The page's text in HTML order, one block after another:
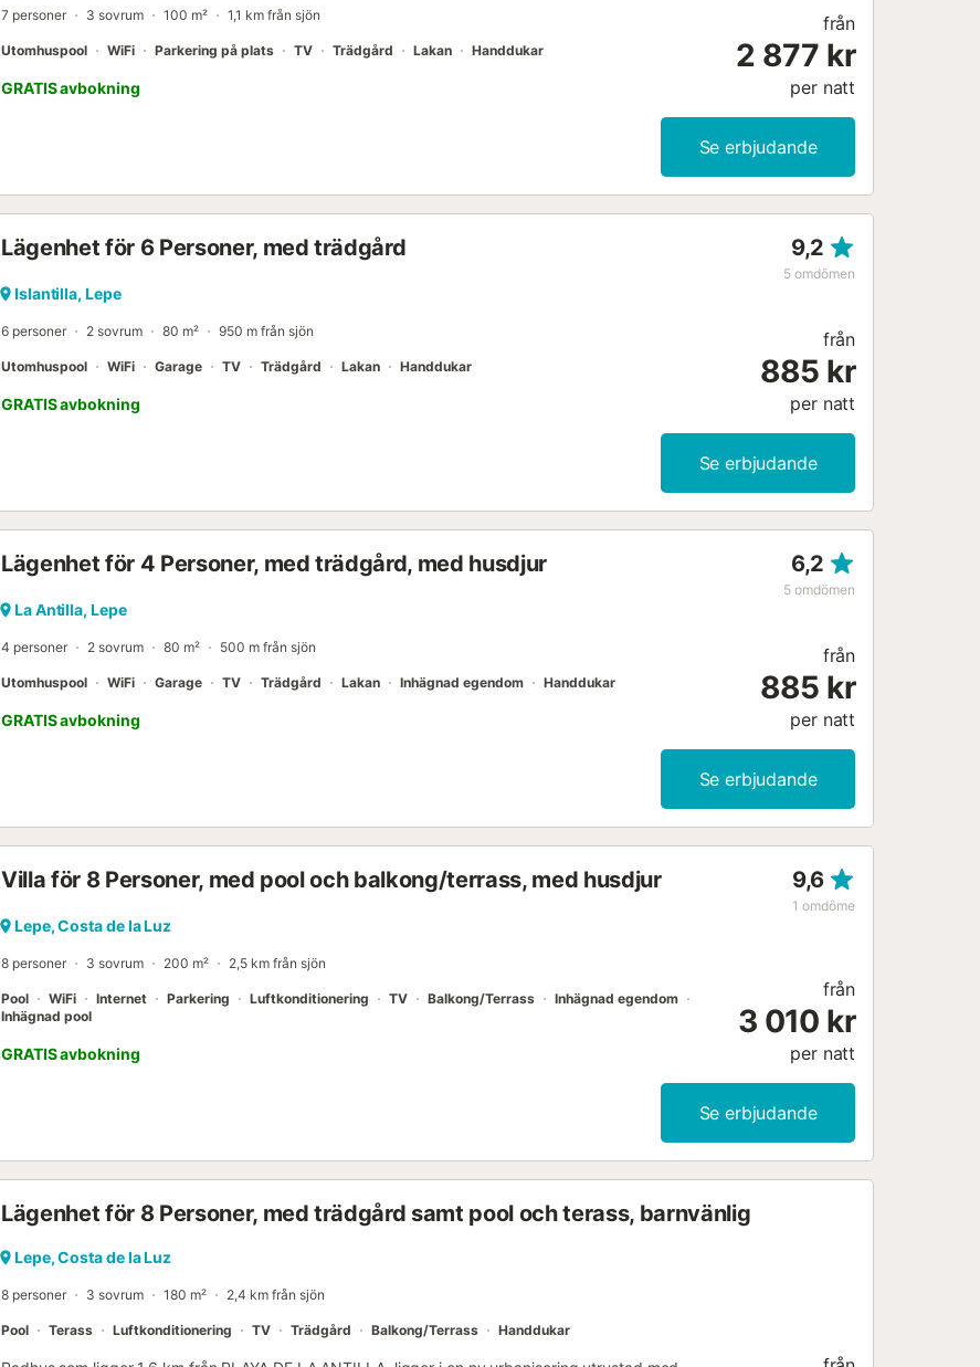
7 personer 3 sovrum 100 m² 1,1 km från sjön
Utomhuspool WiFi Parkering på plats TV Trädgård Lakan Handdukar
GRATIS avbokning
från
2 877 kr
per natt
Se erbjudande
Lägenhet för 6 Personer, med trädgård 9,2
5 omdömen
Islantilla, Lepe
6 personer 2 sovrum 80 m² 950 m från sjön
Utomhuspool WiFi Garage TV Trädgård Lakan Handdukar
GRATIS avbokning
från
885 kr
per natt
Se erbjudande
Lägenhet för 4 Personer, med trädgård, med husdjur 6,2
5 omdömen
La Antilla, Lepe
4 personer 2 sovrum 80 m² 500 m från sjön
Utomhuspool WiFi Garage TV Trädgård Lakan Inhägnad egendom Handdukar
GRATIS avbokning
från
885 kr
per natt
Se erbjudande
Villa för 8 Personer, med pool och balkong/terrass, med husdjur 9,6
1 omdöme
Lepe, Costa de la Luz
8 personer 3 sovrum 200 m² 2,5 km från sjön
Pool WiFi Internet Parkering Luftkonditionering TV Balkong/Terrass
Inhägnad egendom
Inhägnad pool
GRATIS avbokning
från
3 010 kr
per natt
Se erbjudande
Lägenhet för 8 Personer, med trädgård samt pool och terass, barnvänlig
Lepe, Costa de la Luz
8 personer 3 sovrum 180 m² 2,4 km från sjön
Pool Terass Luftkonditionering TV Trädgård Balkong/Terrass Handdukar